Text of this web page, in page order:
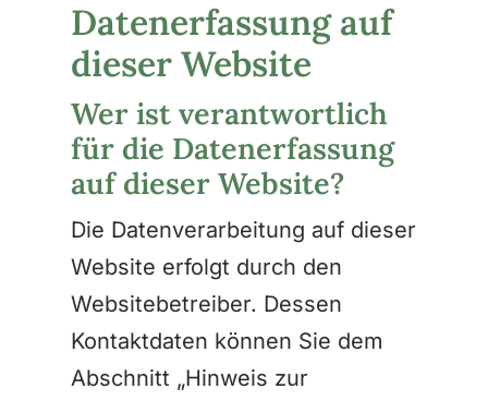
Datenerfassung auf
dieser Website
Wer ist verantwortlich
für die Datenerfassung
auf dieser Website?
Die Datenverarbeitung auf dieser
Website erfolgt durch den
Websitebetreiber. Dessen
Kontaktdaten können Sie dem
Abschnitt „Hinweis zur